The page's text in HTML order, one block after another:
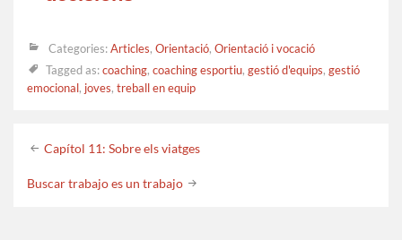
Categories:Articles, Orientació, Orientació i vocació
Tagged as:coaching, coaching esportiu, gestió d'equips, gestió
emocional, joves, treball en equip
Post
navigation
Capítol 11: Sobre els viatges
Buscar trabajo es un trabajo